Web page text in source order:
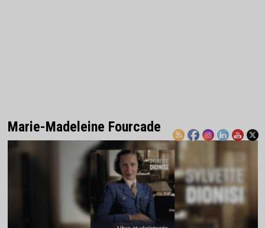
Marie-Madeleine Fourcade